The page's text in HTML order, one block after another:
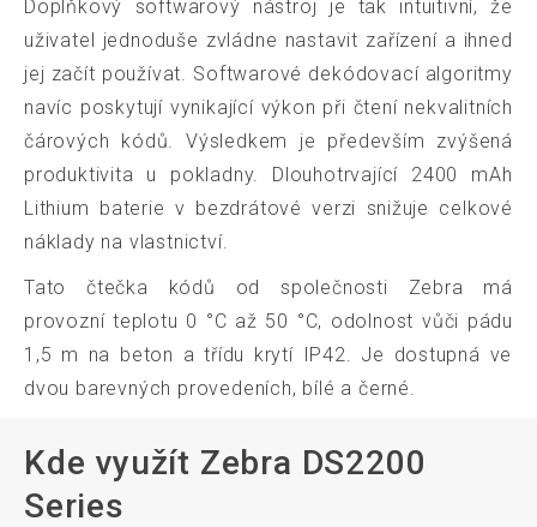
Doplňkový softwarový nástroj je tak intuitivní, že
uživatel jednoduše zvládne nastavit zařízení a ihned
jej začít používat. Softwarové dekódovací algoritmy
navíc poskytují vynikající výkon při čtení nekvalitních
čárových kódů. Výsledkem je především zvýšená
produktivita u pokladny. Dlouhotrvající 2400 mAh
Lithium baterie v bezdrátové verzi snižuje celkové
náklady na vlastnictví.
Tato čtečka kódů od společnosti Zebra má
provozní teplotu 0 °C až 50 °C, odolnost vůči pádu
1,5 m na beton a třídu krytí IP42. Je dostupná ve
dvou barevných provedeních, bílé a černé.
Kde využít Zebra DS2200
Series